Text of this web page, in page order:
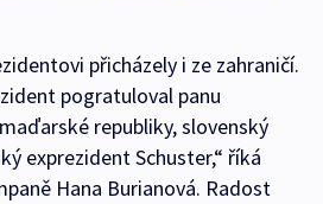
přicházely i ze zahraničí.
pogratuloval panu
republiky, slovenský
exprezident Schuster,“ říká
Hana Burianová. Radost